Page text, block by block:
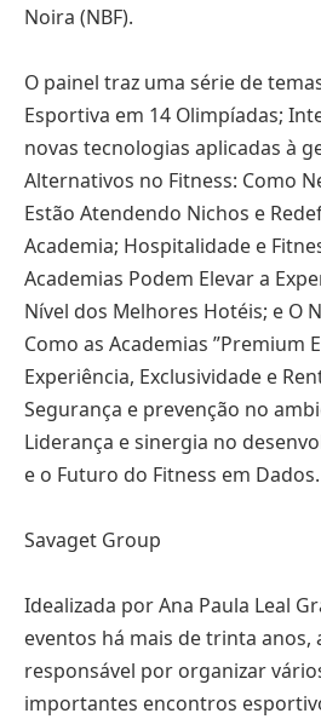
Noira (NBF).
O painel traz uma série de
Esportiva em 14 Olimpíadas;
novas tecnologias aplicadas à
Alternativos no Fitness: Como
Estão Atendendo Nichos e
Academia; Hospitalidade e
Academias Podem Elevar a
Nível dos Melhores Hotéis; e O
Como as Academias ”Premium
Experiência, Exclusividade e
Segurança e prevenção no
Liderança e sinergia no
e o Futuro do Fitness em Dados.
Savaget Group
Idealizada por Ana Paula Leal
eventos há mais de trinta anos,
responsável por organizar
importantes encontros